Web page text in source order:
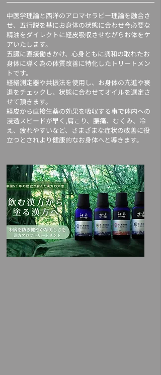
中医学理論と西洋のアロマセラピー理論を融合さ
せ、五行説を基にお身体の状態に合わせ今必要な
精油をダイレクトに経皮吸収させながらお体をケ
アいたします。
五臓に直接働きかけ、心身ともに調和の取れたお
身体に導く為の体質改善に特化したトリートメン
トです。
経絡測定器や共振法を使用し、お身体の亢進や衰
退をチェックし、状態に合わせてオイルを選定さ
せて頂きます。
経皮から直接生薬の効果を吸収する事で体内への
浸透スピードが早く,肩こり、腰痛、むくみ、冷
え、疲れやすいなど、 さまざまな症状の改善に役
立つとされより健康的なお身体へと導きます。